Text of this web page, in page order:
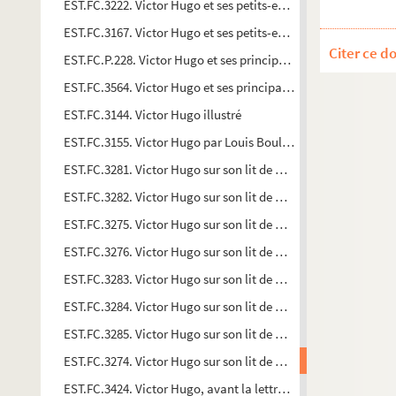
EST.FC.3222. Victor Hugo et ses petits-enfants
EST.FC.3167. Victor Hugo et ses petits-enfants
EST.FC.P.228. Victor Hugo et ses principaux partisans en 1842
EST.FC.3564. Victor Hugo et ses principaux partisans en 1842
EST.FC.3144. Victor Hugo illustré
EST.FC.3155. Victor Hugo par Louis Boulanger (1829)
EST.FC.3281. Victor Hugo sur son lit de mort.
EST.FC.3282. Victor Hugo sur son lit de mort.
EST.FC.3275. Victor Hugo sur son lit de mort
EST.FC.3276. Victor Hugo sur son lit de mort
EST.FC.3283. Victor Hugo sur son lit de mort
EST.FC.3284. Victor Hugo sur son lit de mort
EST.FC.3285. Victor Hugo sur son lit de mort
EST.FC.3274. Victor Hugo sur son lit de mort
EST.FC.3424. Victor Hugo, avant la lettre, par Bertall
Citer ce